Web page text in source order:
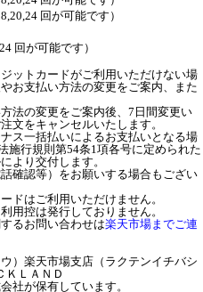
回が可能です）
回が可能です）
ットカードがご利用いただけない場
お支払い方法の変更をご案内、また
法の変更をご案内後、7日間変更い
文をキャンセルいたします。
ス一括払いによるお支払いとなる場
施行規則第54条1項各号に定められた
より交付します。
確認等）をお願いする場合もござい
ドはご利用いただけません。
用控は発行しておりません。
るお問い合わせは楽天市場までご連
）楽天市場支店（ラクテンイチバシ
ＫＬＡＮＤ
社が保有しています。